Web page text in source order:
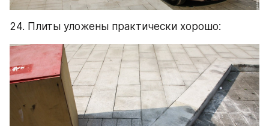
24. Плиты уложены практически хорошо: